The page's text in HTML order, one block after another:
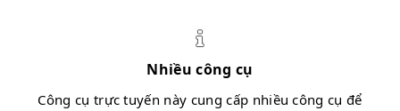
Nhiều công cụ
Công cụ trực tuyến này cung cấp nhiều công cụ để